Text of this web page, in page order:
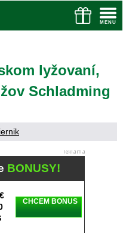
lyžovaní,
Schladming
BONUSY!
CHCEM BONUS